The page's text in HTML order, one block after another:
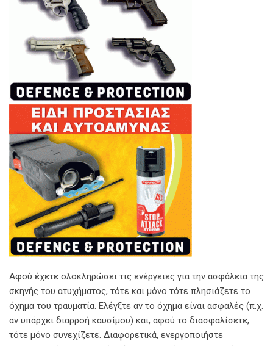
Αφού έχετε ολοκληρώσει τις ενέργειες για την ασφάλεια της
σκηνής του ατυχήματος, τότε και μόνο τότε πλησιάζετε το
όχημα του τραυματία. Ελέγξτε αν το όχημα είναι ασφαλές (π.χ.
αν υπάρχει διαρροή καυσίμου) και, αφού το διασφαλίσετε,
τότε μόνο συνεχίζετε. Διαφορετικά, ενεργοποιήστε